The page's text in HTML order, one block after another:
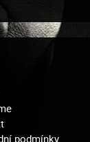
podmínky